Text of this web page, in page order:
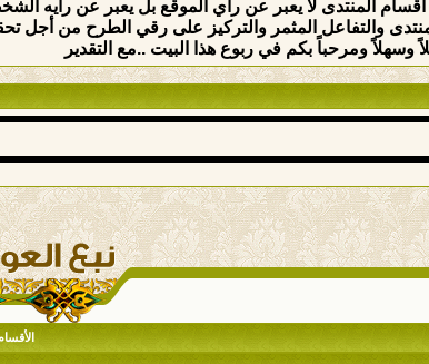
المنتدى لا يعبر عن رأي الموقع بل يعبر عن رأيه
والتفاعل المثمر والتركيز على رقي الطرح من أجل
وسهلاً ومرحباً بكم في ربوع هذا البيت ..مع التقدير